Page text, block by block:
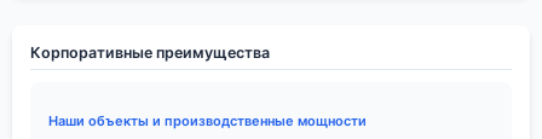
Корпоративные преимущества
Наши объекты и производственные мощности